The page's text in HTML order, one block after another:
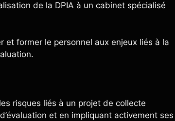
de la DPIA à un cabinet spécialisé
et former le personnel aux enjeux liés à la
risques liés à un projet de collecte
et en impliquant activement ses